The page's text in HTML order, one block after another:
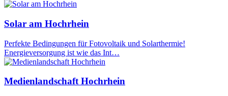
Solar am Hochrhein
Perfekte Bedingungen für Fotovoltaik und Solarthermie!
Energieversorgung ist wie das Int…
Medienlandschaft Hochrhein